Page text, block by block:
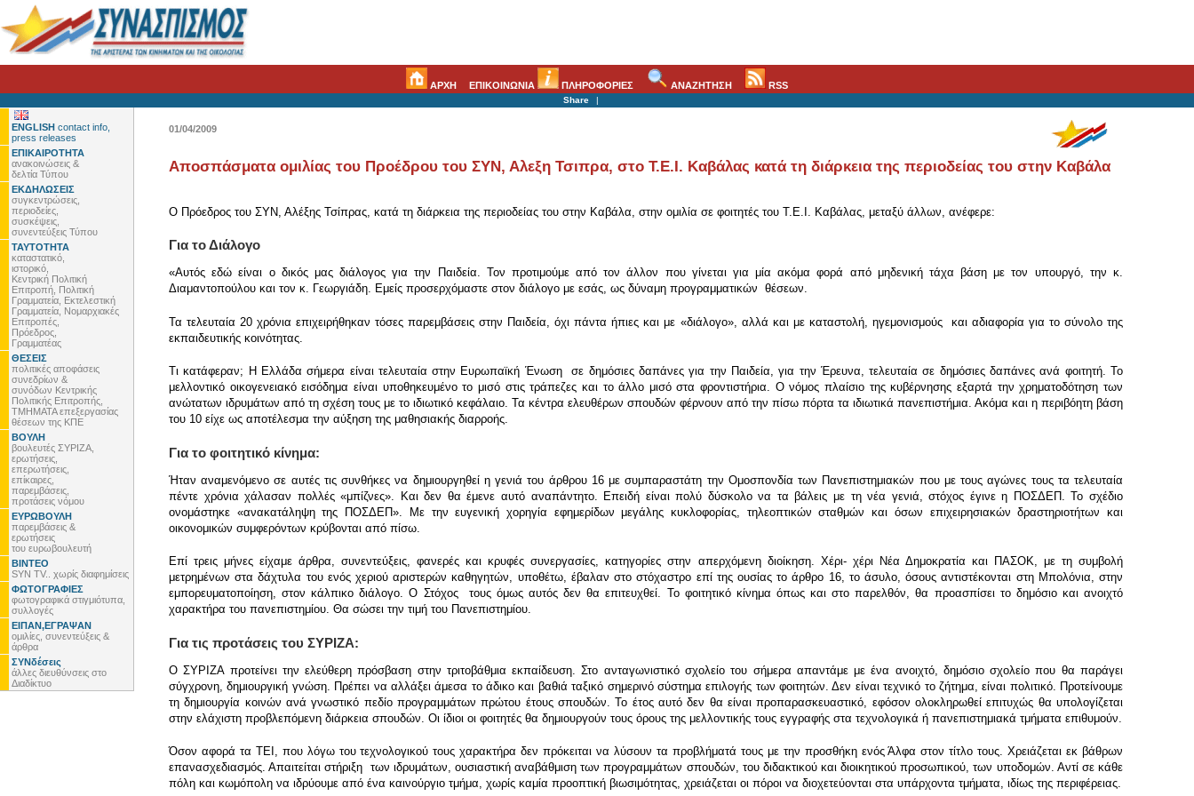
ΑΡΧΗ ΕΠΙΚΟΙΝΩΝΙΑ ΠΛΗΡΟΦΟΡΙΕΣ ΑΝΑΖΗΤΗΣΗ RSS
Share |
ENGLISH contact info,
press releases
ΕΠΙΚΑΙΡΟΤΗΤΑ
ανακοινώσεις &
δελτία Τύπου
ΕΚΔΗΛΩΣΕΙΣ
συγκεντρώσεις,
περιοδείες,
συσκέψεις,
συνεντεύξεις Τύπου
ΤΑΥΤΟΤΗΤΑ
καταστατικό,
ιστορικό,
Κεντρική Πολιτική
Επιτροπή, Πολιτική
Γραμματεία, Εκτελεστική
Γραμματεία, Νομαρχιακές
Επιτροπές,
Πρόεδρος,
Γραμματέας
ΘΕΣΕΙΣ
πολιτικές αποφάσεις
συνεδρίων &
συνόδων Κεντρικής
Πολιτικής Επιτροπής,
ΤΜΗΜΑΤΑ επεξεργασίας
θέσεων της ΚΠΕ
ΒΟΥΛΗ
βουλευτές ΣΥΡΙΖΑ,
ερωτήσεις,
επερωτήσεις,
επίκαιρες,
παρεμβάσεις,
προτάσεις νόμου
ΕΥΡΩΒΟΥΛΗ
παρεμβάσεις &
ερωτήσεις
του ευρωβουλευτή
ΒΙΝΤΕΟ
SYN TV.. χωρίς διαφημίσεις
ΦΩΤΟΓΡΑΦΙΕΣ
φωτογραφικά στιγμιότυπα,
συλλογές
ΕΙΠΑΝ,ΕΓΡΑΨΑΝ
ομιλίες, συνεντεύξεις &
άρθρα
ΣΥΝδέσεις
άλλες διευθύνσεις στο
Διαδίκτυο
01/04/2009
Αποσπάσματα ομιλίας του Προέδρου του ΣΥΝ, Αλεξη Τσιπρα, στο Τ.Ε.Ι. Καβάλας κατά τη διάρκεια της περιοδείας του στην Καβάλα
Ο Πρόεδρος του ΣΥΝ, Αλέξης Τσίπρας, κατά τη διάρκεια της περιοδείας του στην Καβάλα, στην ομιλία σε φοιτητές του Τ.Ε.Ι. Καβάλας, μεταξύ άλλων, ανέφερε:
Για το Διάλογο
«Αυτός εδώ είναι ο δικός μας διάλογος για την Παιδεία. Τον προτιμούμε από τον άλλον που γίνεται για μία ακόμα φορά από μηδενική τάχα βάση με τον υπουργό, την κ.
Διαμαντοπούλου και τον κ. Γεωργιάδη. Εμείς προσερχόμαστε στον διάλογο με εσάς, ως δύναμη προγραμματικών θέσεων.
Τα τελευταία 20 χρόνια επιχειρήθηκαν τόσες παρεμβάσεις στην Παιδεία, όχι πάντα ήπιες και με «διάλογο», αλλά και με καταστολή, ηγεμονισμούς και αδιαφορία για το σύνολο της
εκπαιδευτικής κοινότητας.
Τι κατάφεραν; Η Ελλάδα σήμερα είναι τελευταία στην Ευρωπαϊκή Ένωση σε δημόσιες δαπάνες για την Παιδεία, για την Έρευνα, τελευταία σε δημόσιες δαπάνες ανά φοιτητή. Το
μελλοντικό οικογενειακό εισόδημα είναι υποθηκευμένο το μισό στις τράπεζες και το άλλο μισό στα φροντιστήρια. Ο νόμος πλαίσιο της κυβέρνησης εξαρτά την χρηματοδότηση των
ανώτατων ιδρυμάτων από τη σχέση τους με το ιδιωτικό κεφάλαιο. Τα κέντρα ελευθέρων σπουδών φέρνουν από την πίσω πόρτα τα ιδιωτικά πανεπιστήμια. Ακόμα και η περιβόητη βάση
του 10 είχε ως αποτέλεσμα την αύξηση της μαθησιακής διαρροής.
Για το φοιτητικό κίνημα:
Ήταν αναμενόμενο σε αυτές τις συνθήκες να δημιουργηθεί η γενιά του άρθρου 16 με συμπαραστάτη την Ομοσπονδία των Πανεπιστημιακών που με τους αγώνες τους τα τελευταία
πέντε χρόνια χάλασαν πολλές «μπίζνες». Και δεν θα έμενε αυτό αναπάντητο. Επειδή είναι πολύ δύσκολο να τα βάλεις με τη νέα γενιά, στόχος έγινε η ΠΟΣΔΕΠ. Το σχέδιο
ονομάστηκε «ανακατάληψη της ΠΟΣΔΕΠ». Με την ευγενική χορηγία εφημερίδων μεγάλης κυκλοφορίας, τηλεοπτικών σταθμών και όσων επιχειρησιακών δραστηριοτήτων και
οικονομικών συμφερόντων κρύβονται από πίσω.
Επί τρεις μήνες είχαμε άρθρα, συνεντεύξεις, φανερές και κρυφές συνεργασίες, κατηγορίες στην απερχόμενη διοίκηση. Χέρι- χέρι Νέα Δημοκρατία και ΠΑΣΟΚ, με τη συμβολή
μετρημένων στα δάχτυλα του ενός χεριού αριστερών καθηγητών, υποθέτω, έβαλαν στο στόχαστρο επί της ουσίας το άρθρο 16, το άσυλο, όσους αντιστέκονται στη Μπολόνια, στην
εμπορευματοποίηση, στον κάλπικο διάλογο. O Στόχος τους όμως αυτός δεν θα επιτευχθεί. Το φοιτητικό κίνημα όπως και στο παρελθόν, θα προασπίσει το δημόσιο και ανοιχτό
χαρακτήρα του πανεπιστημίου. Θα σώσει την τιμή του Πανεπιστημίου.
Για τις προτάσεις του ΣΥΡΙΖΑ:
Ο ΣΥΡΙΖΑ προτείνει την ελεύθερη πρόσβαση στην τριτοβάθμια εκπαίδευση. Στο ανταγωνιστικό σχολείο του σήμερα απαντάμε με ένα ανοιχτό, δημόσιο σχολείο που θα παράγει
σύγχρονη, δημιουργική γνώση. Πρέπει να αλλάξει άμεσα το άδικο και βαθιά ταξικό σημερινό σύστημα επιλογής των φοιτητών. Δεν είναι τεχνικό το ζήτημα, είναι πολιτικό. Προτείνουμε
τη δημιουργία κοινών ανά γνωστικό πεδίο προγραμμάτων πρώτου έτους σπουδών. Το έτος αυτό δεν θα είναι προπαρασκευαστικό, εφόσον ολοκληρωθεί επιτυχώς θα υπολογίζεται
στην ελάχιστη προβλεπόμενη διάρκεια σπουδών. Οι ίδιοι οι φοιτητές θα δημιουργούν τους όρους της μελλοντικής τους εγγραφής στα τεχνολογικά ή πανεπιστημιακά τμήματα επιθυμούν.
Όσον αφορά τα ΤΕΙ, που λόγω του τεχνολογικού τους χαρακτήρα δεν πρόκειται να λύσουν τα προβλήματά τους με την προσθήκη ενός Άλφα στον τίτλο τους. Χρειάζεται εκ βάθρων
επανασχεδιασμός. Απαιτείται στήριξη των ιδρυμάτων, ουσιαστική αναβάθμιση των προγραμμάτων σπουδών, του διδακτικού και διοικητικού προσωπικού, των υποδομών. Αντί σε κάθε
πόλη και κωμόπολη να ιδρύουμε από ένα καινούργιο τμήμα, χωρίς καμία προοπτική βιωσιμότητας, χρειάζεται οι πόροι να διοχετεύονται στα υπάρχοντα τμήματα, ιδίως της περιφέρειας.